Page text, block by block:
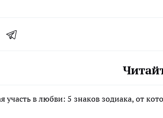
участь в любви: 5 знаков зодиака, от